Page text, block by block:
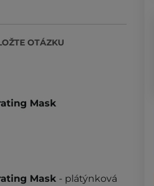
OTÁZKU
Mask
Mask - plátýnková